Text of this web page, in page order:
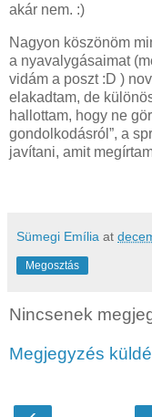
akár nem. :)
Nagyon köszönöm
a nyavalygásaimat
vidám a poszt :D )
elakadtam, de
hallottam, hogy ne
gondolkodásról”, a
javítani, amit
Sümegi Emília at
Megosztás
Nincsenek
Megjegyzés